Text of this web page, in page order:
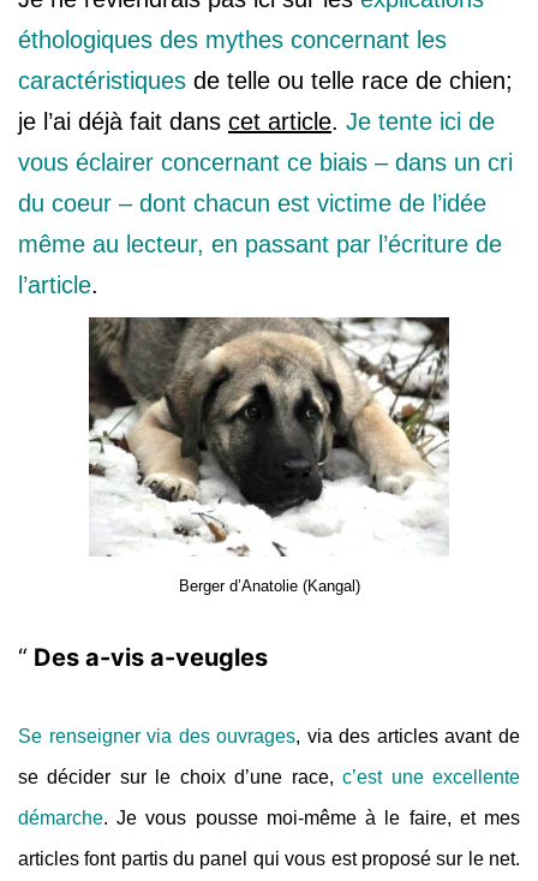
éthologiques des mythes concernant les
caractéristiques de telle ou telle race de chien;
je l’ai déjà fait dans cet article. Je tente ici de
vous éclairer concernant ce biais – dans un cri
du coeur – dont chacun est victime de l’idée
même au lecteur, en passant par l’écriture de
l’article.
Berger d’Anatolie (Kangal)
Des a-vis a-veugles
Se renseigner via des ouvrages, via des articles avant de
se décider sur le choix d’une race,c’est une excellente
démarche. Je vous pousse moi-même à le faire, et mes
articles font partis du panel qui vous est proposé sur le net.